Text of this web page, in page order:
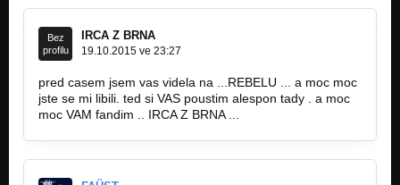
Bez
profilu
IRCA Z BRNA
19.10.2015 ve 23:27
pred casem jsem vas videla na ...REBELU ... a moc moc
jste se mi libili. ted si VAS poustim alespon tady . a moc
moc VAM fandim .. IRCA Z BRNA ...